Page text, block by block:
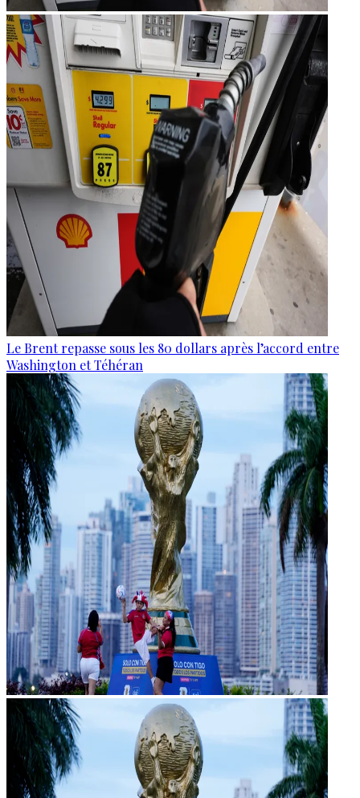
Le Brent repasse sous les 80 dollars après l’accord entre
Washington et Téhéran